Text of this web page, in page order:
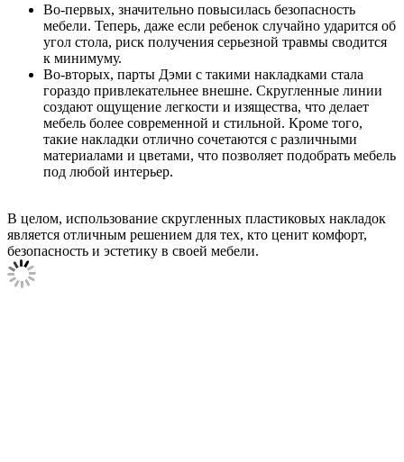
Во-первых, значительно повысилась безопасность
мебели. Теперь, даже если ребенок случайно ударится об
угол стола, риск получения серьезной травмы сводится
к минимуму.
Во-вторых, парты Дэми с такими накладками стала
гораздо привлекательнее внешне. Скругленные линии
создают ощущение легкости и изящества, что делает
мебель более современной и стильной. Кроме того,
такие накладки отлично сочетаются с различными
материалами и цветами, что позволяет подобрать мебель
под любой интерьер.
В целом, использование скругленных пластиковых накладок
является отличным решением для тех, кто ценит комфорт,
безопасность и эстетику в своей мебели.